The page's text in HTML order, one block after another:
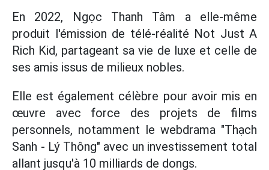
En 2022, Ngọc Thanh Tâm a elle-même
produit l'émission de télé-réalité Not Just A
Rich Kid, partageant sa vie de luxe et celle de
ses amis issus de milieux nobles.
Elle est également célèbre pour avoir mis en
œuvre avec force des projets de films
personnels, notamment le webdrama "Thạch
Sanh - Lý Thông" avec un investissement total
allant jusqu'à 10 milliards de dongs.